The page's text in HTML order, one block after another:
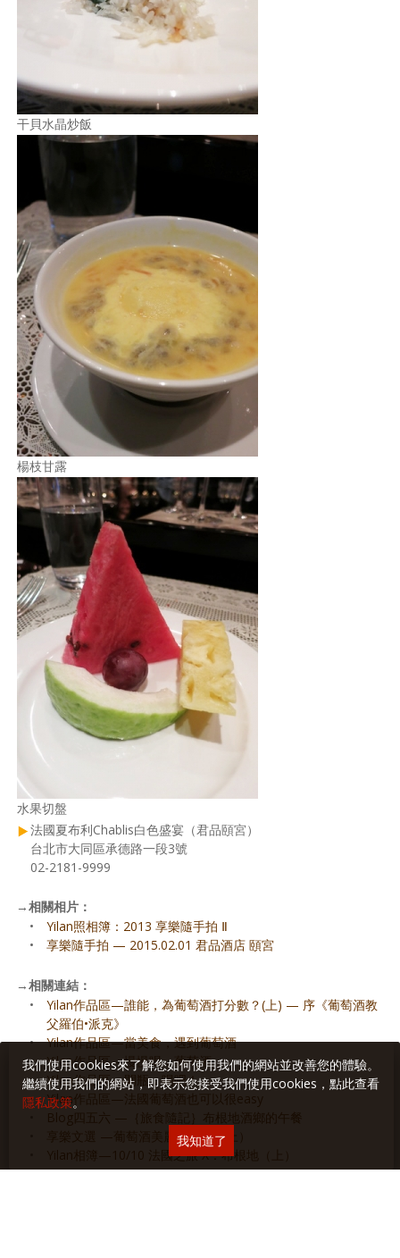
干貝水晶炒飯
楊枝甘露
水果切盤
法國夏布利Chablis白色盛宴（君品頤宮）
台北市大同區承德路一段3號
02-2181-9999
→相關相片：
•
Yilan照相簿：2013 享樂隨手拍 Ⅱ
•
享樂隨手拍 — 2015.02.01 君品酒店 頤宮
→相關連結：
•
Yilan作品區—誰能，為葡萄酒打分數？(上) — 序《葡萄酒教
父羅伯•派克》
•
Yilan作品區—當美食，遇到葡萄酒
•
Yilan作品區—慢慢喝，葡萄酒
•
Yilan作品區—開瓶，喝吧！
•
Yilan作品區—法國葡萄酒也可以很easy
Blog四五六 —｛旅食隨記｝布根地酒鄉的午餐
享樂文選 —葡萄酒美麗新世界（上）
Yilan相簿—10/10 法國之旅 X：布根地（上）
我們使用cookies來了解您如何使用我們的網站並改善您的體驗。
繼續使用我們的網站，即表示您接受我們使用cookies，點此查看
隱私政策。
我知道了